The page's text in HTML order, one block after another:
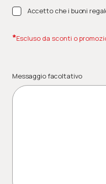
Accetto che i buoni
*Escluso da sconti o
Messaggio facoltativo